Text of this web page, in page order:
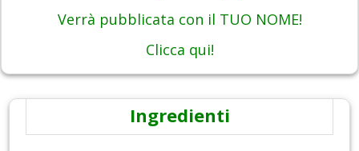
Verrà pubblicata con il TUO NOME!
Clicca qui!
Ingredienti